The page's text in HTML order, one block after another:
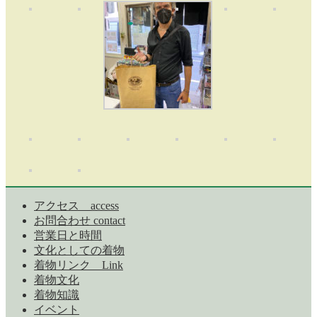
アクセス access
お問合わせ contact
営業日と時間
文化としての着物
着物リンク Link
着物文化
着物知識
イベント